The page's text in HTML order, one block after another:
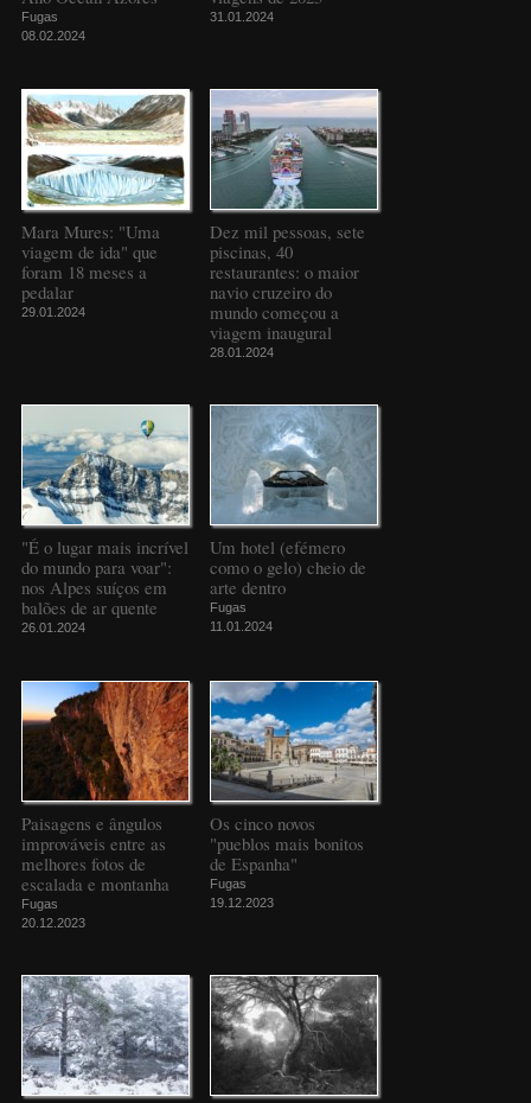
Fugas
08.02.2024
31.01.2024
Mara Mures: "Uma
viagem de ida" que
foram 18 meses a
pedalar
29.01.2024
Dez mil pessoas, sete
piscinas, 40
restaurantes: o maior
navio cruzeiro do
mundo começou a
viagem inaugural
28.01.2024
"É o lugar mais incrível
do mundo para voar":
nos Alpes suíços em
balões de ar quente
26.01.2024
Um hotel (efémero
como o gelo) cheio de
arte dentro
Fugas
11.01.2024
Paisagens e ângulos
improváveis entre as
melhores fotos de
escalada e montanha
Fugas
20.12.2023
Os cinco novos
"pueblos mais bonitos
de Espanha"
Fugas
19.12.2023